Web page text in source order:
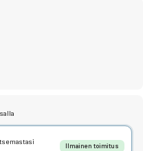
Ilmainen toimitus